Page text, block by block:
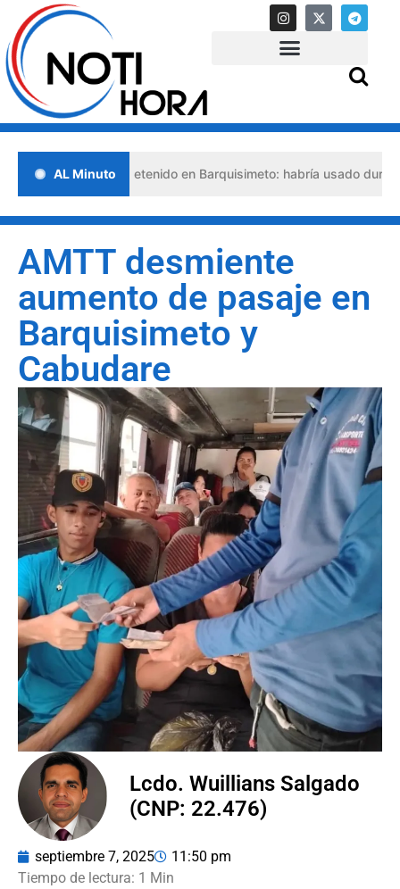
AL Minuto
abogado detenido en Barquisimeto: habría usado durante 13
AMTT desmiente
aumento de pasaje en
Barquisimeto y
Cabudare
Lcdo. Wuillians Salgado
(CNP: 22.476)
septiembre 7, 2025 11:50 pm